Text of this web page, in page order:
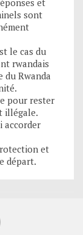
sont
le cas du
rwandais
du Rwanda
pour rester
illégale.
accorder
et
départ.